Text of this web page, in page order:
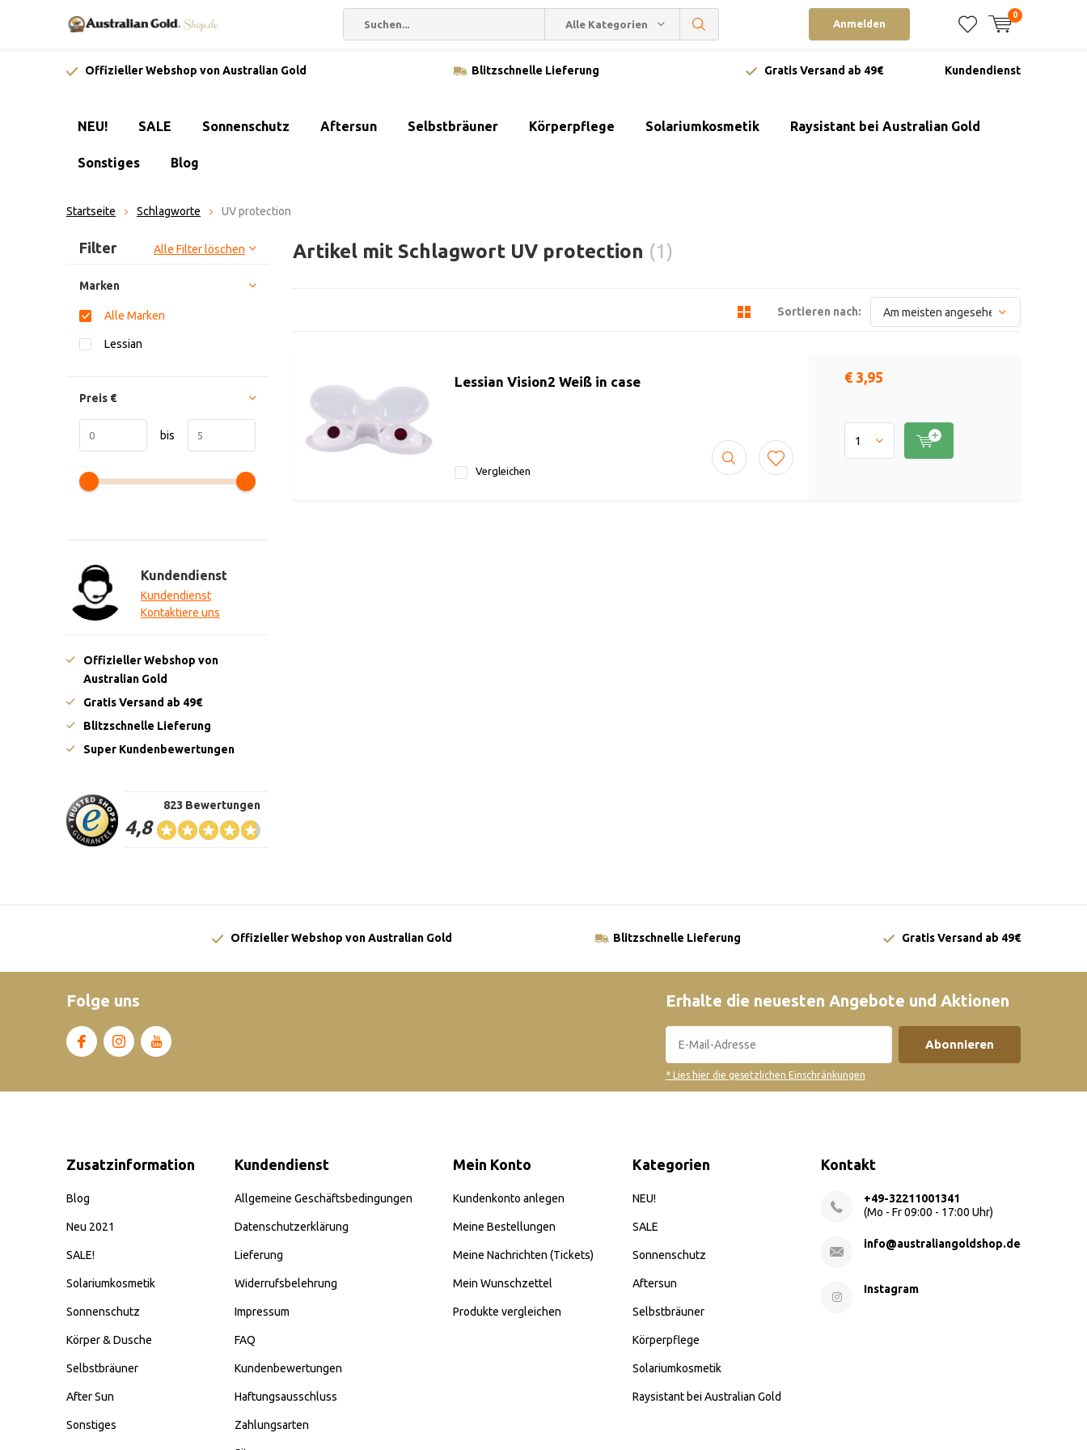
Alle Kategorien Anmelden
0
Offizieller Webshop von Australian Gold Blitzschnelle Lieferung Gratis Versand ab 49€ Kundendienst
NEU! SALE Sonnenschutz Aftersun Selbstbräuner Körperpflege Solariumkosmetik Raysistant bei Australian Gold
Sonstiges Blog
Startseite Schlagworte UV protection
Artikel mit Schlagwort UV protection (1)
Sortieren nach:
Lessian Vision2 Weiß in case
Vergleichen
€ 3,95
Sortieren nach:
Filter Alle Filter löschen
Marken
Alle Marken
Lessian
Preis €
bis
Kundendienst
Kundendienst
Kontaktiere uns
Offizieller Webshop von
Australian Gold
Gratis Versand ab 49€
Blitzschnelle Lieferung
Super Kundenbewertungen
4,8
823 Bewertungen
Offizieller Webshop von Australian Gold Blitzschnelle Lieferung Gratis Versand ab 49€
Folge uns Erhalte die neuesten Angebote und Aktionen
Abonnieren
* Lies hier die gesetzlichen Einschränkungen
Zusatzinformation
Blog
Neu 2021
SALE!
Solariumkosmetik
Sonnenschutz
Körper & Dusche
Selbstbräuner
After Sun
Sonstiges
Kundendienst
Allgemeine Geschäftsbedingungen
Datenschutzerklärung
Lieferung
Widerrufsbelehrung
Impressum
FAQ
Kundenbewertungen
Haftungsausschluss
Zahlungsarten
Mein Konto
Kundenkonto anlegen
Meine Bestellungen
Meine Nachrichten (Tickets)
Mein Wunschzettel
Produkte vergleichen
Kategorien
NEU!
SALE
Sonnenschutz
Aftersun
Selbstbräuner
Körperpflege
Solariumkosmetik
Raysistant bei Australian Gold
Kontakt
+49-32211001341
(Mo - Fr 09:00 - 17:00 Uhr)
info@australiangoldshop.de
Instagram